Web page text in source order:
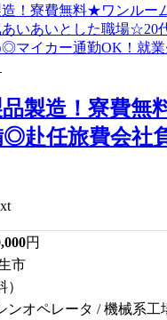
製造！寮費無
赴任旅費会社
円
市
ンオペレータ / 機械系工